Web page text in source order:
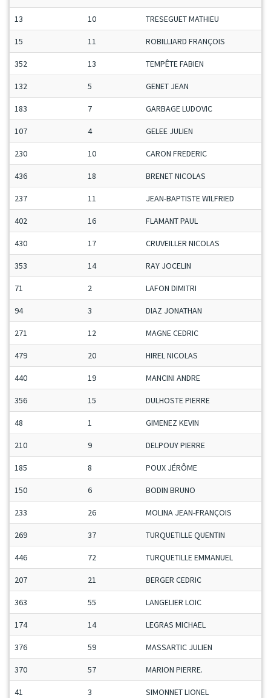
13 10 TRESEGUET MATHIEU
15 11 ROBILLIARD FRANÇOIS
352 13 TEMPÊTE FABIEN
132 5 GENET JEAN
183 7 GARBAGE LUDOVIC
107 4 GELEE JULIEN
230 10 CARON FREDERIC
436 18 BRENET NICOLAS
237 11 JEAN-BAPTISTE WILFRIED
402 16 FLAMANT PAUL
430 17 CRUVEILLER NICOLAS
353 14 RAY JOCELIN
71 2 LAFON DIMITRI
94 3 DIAZ JONATHAN
271 12 MAGNE CEDRIC
479 20 HIREL NICOLAS
440 19 MANCINI ANDRE
356 15 DULHOSTE PIERRE
48 1 GIMENEZ KEVIN
210 9 DELPOUY PIERRE
185 8 POUX JÉRÔME
150 6 BODIN BRUNO
233 26 MOLINA JEAN-FRANÇOIS
269 37 TURQUETILLE QUENTIN
446 72 TURQUETILLE EMMANUEL
207 21 BERGER CEDRIC
363 55 LANGELIER LOIC
174 14 LEGRAS MICHAEL
376 59 MASSARTIC JULIEN
370 57 MARION PIERRE.
41 3 SIMONNET LIONEL